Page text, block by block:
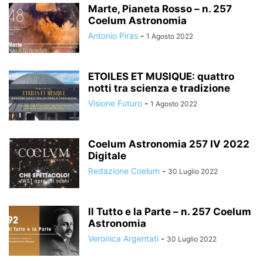
Marte, Pianeta Rosso – n. 257
Coelum Astronomia
Antonio Piras - 1 Agosto 2022
ETOILES ET MUSIQUE: quattro
notti tra scienza e tradizione
Visione Futuro - 1 Agosto 2022
Coelum Astronomia 257 IV 2022
Digitale
Redazione Coelum - 30 Luglio 2022
Il Tutto e la Parte – n. 257 Coelum
Astronomia
Veronica Argentati - 30 Luglio 2022